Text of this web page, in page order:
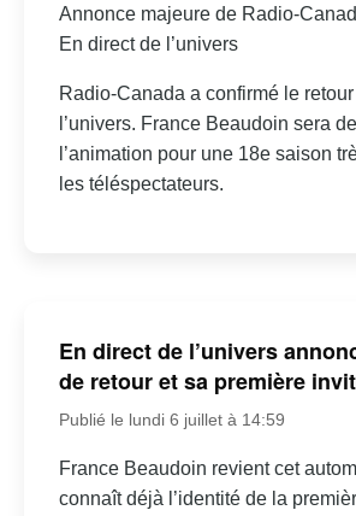
Annonce majeure de Radio-
En direct de l’univers
Radio-Canada a confirmé le retour
l’univers. France Beaudoin sera
l’animation pour une 18e saison
les téléspectateurs.
En direct de l’univers
de retour et sa première
Publié le lundi 6 juillet à 14:59
France Beaudoin revient cet
connaît déjà l’identité de la